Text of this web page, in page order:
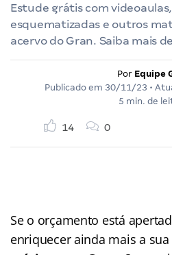
Estude grátis com
esquematizadas e outros
acervo do Gran. Saiba mais
Por Equipe
Publicado em 30/11/23 •
5 min. de
14 0
Se o orçamento está
enriquecer ainda mais a